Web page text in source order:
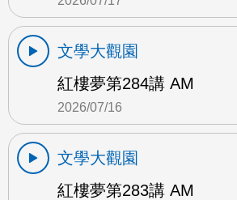
文學大觀園
紅樓夢第284講 AM
2026/07/16
文學大觀園
紅樓夢第283講 AM